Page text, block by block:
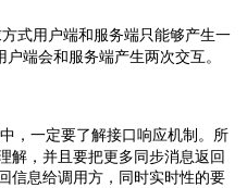
式用户端和服务端只能够产生一
户端会和服务端产生两次交互。
，一定要了解接口响应机制。所
解，并且要把更多同步消息返回
信息给调用方，同时实时性的要